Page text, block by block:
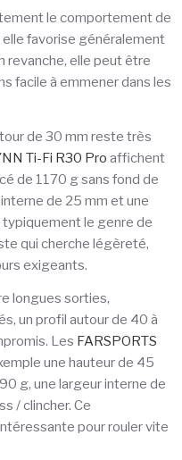
le comportement de
elle favorise généralement
revanche, elle peut être
facile à emmener dans les
de 30 mm reste très
Ti-Fi R30 Pro affichent
de 1170 g sans fond de
de 25 mm et une
le genre de
qui cherche légèreté,
exigeants.
longues sorties,
un profil autour de 40 à
Les FARSPORTS
une hauteur de 45
g, une largeur interne de
/ clincher. Ce
pour rouler vite